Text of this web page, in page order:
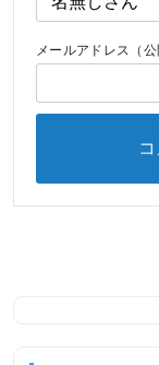
メールアドレス（公